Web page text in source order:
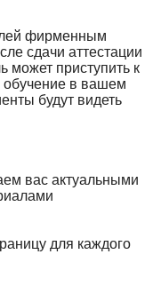
фирменным
сдачи аттестации
может приступить к
обучение в вашем
будут видеть
вас актуальными
для каждого